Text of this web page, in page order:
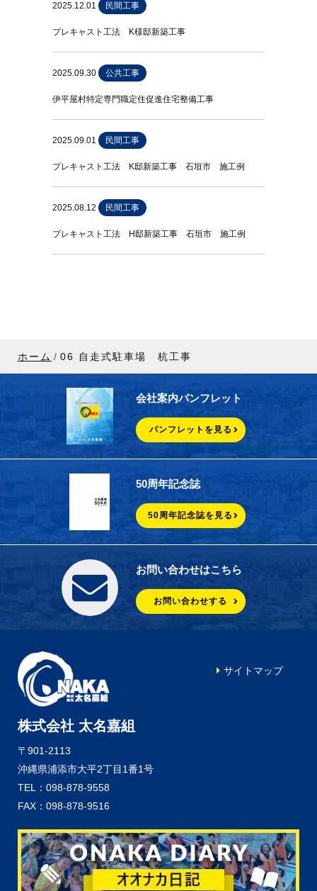
2025.12.01 民間工事
プレキャスト工法 K様邸新築工事
2025.09.30 公共工事
伊平屋村特定専門職定住促進住宅整備工事
2025.09.01 民間工事
プレキャスト工法 K邸新築工事 石垣市 施工例
2025.08.12 民間工事
プレキャスト工法 H邸新築工事 石垣市 施工例
ホーム 06 自走式駐車場 杭工事
会社案内パンフレット
パンフレットを見る
50周年記念誌
50周年記念誌を見る
お問い合わせはこちら
お問い合わせする
株式会社 太名嘉組
〒901-2113
沖縄県浦添市大平2丁目1番1号
TEL：098-878-9558
FAX：098-878-9516
サイトマップ